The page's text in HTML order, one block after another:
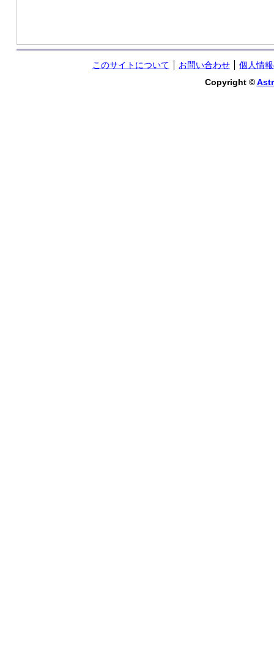
このサイトについて お問い合わせ
個人情
Copyright ©